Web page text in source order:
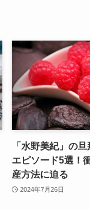
「水野美紀」の
エピソード5選！
産方法に迫る
2024年7月26日